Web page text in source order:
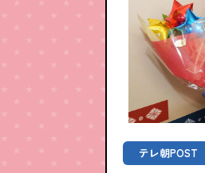
テレ朝POST